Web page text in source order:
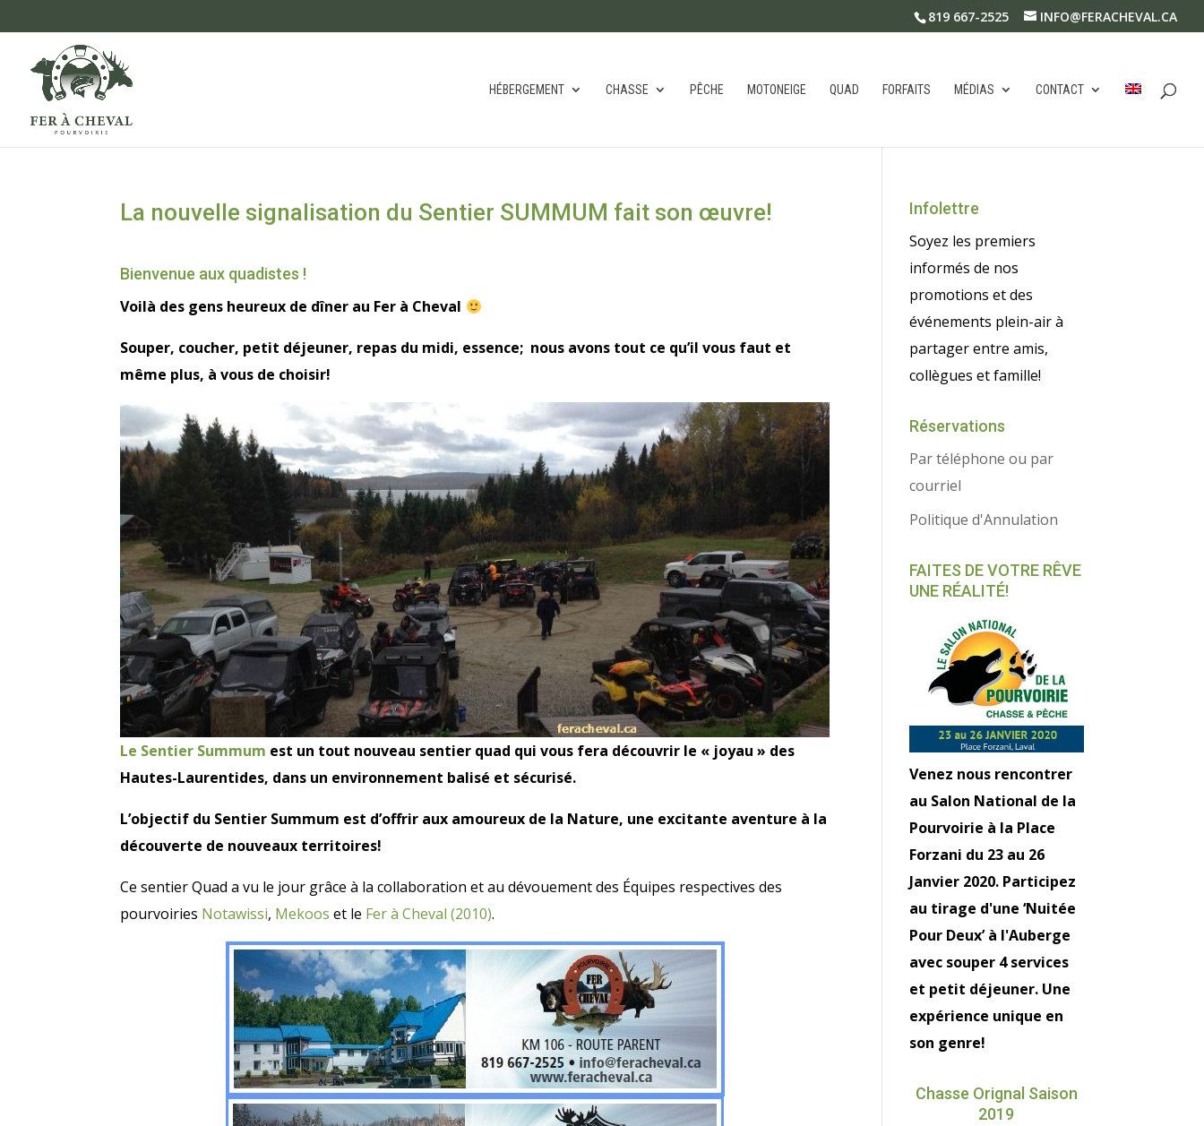
819 667-2525 INFO@FERACHEVAL.CA
HÉBERGEMENT CHASSE PÊCHE MOTONEIGE QUAD FORFAITS MÉDIAS CONTACT
La nouvelle signalisation du Sentier SUMMUM fait son œuvre!
Bienvenue aux quadistes !
Voilà des gens heureux de dîner au Fer à Cheval
Souper, coucher, petit déjeuner, repas du midi, essence; nous avons tout ce qu’il vous faut et
même plus, à vous de choisir!
Le Sentier Summum est un tout nouveau sentier quad qui vous fera découvrir le « joyau » des
Hautes-Laurentides, dans un environnement balisé et sécurisé.
L’objectif du Sentier Summum est d’offrir aux amoureux de la Nature, une excitante aventure à la
découverte de nouveaux territoires!
Ce sentier Quad a vu le jour grâce à la collaboration et au dévouement des Équipes respectives des
pourvoiries Notawissi, Mekoos et le Fer à Cheval (2010).
Infolettre
Soyez les premiers
informés de nos
promotions et des
événements plein-air à
partager entre amis,
collègues et famille!
Réservations
Par téléphone ou par
courriel
Politique d'Annulation
FAITES DE VOTRE RÊVE
UNE RÉALITÉ!
Venez nous rencontrer
au Salon National de la
Pourvoirie à la Place
Forzani du 23 au 26
Janvier 2020. Participez
au tirage d'une ‘Nuitée
Pour Deux’ à l'Auberge
avec souper 4 services
et petit déjeuner. Une
expérience unique en
son genre!
Chasse Orignal Saison
2019